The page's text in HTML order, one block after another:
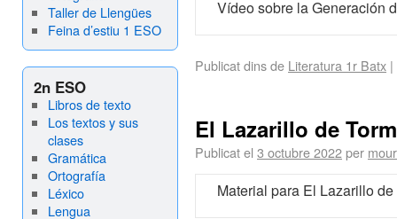
Taller de Llengües
Feina d’estiu 1 ESO
2n ESO
Libros de texto
Los textos y sus
clases
Gramática
Ortografía
Léxico
Lengua
Vídeo sobre la Generación
Publicat dins de Literatura 1r Batx |
El Lazarillo de
Publicat el 3 octubre 2022per
Material para El Lazarillo